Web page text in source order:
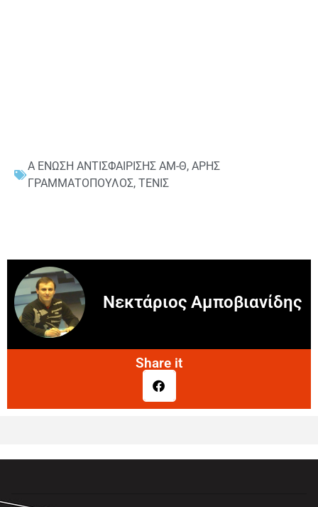
Α ΕΝΩΣΗ ΑΝΤΙΣΦΑΙΡΙΣΗΣ ΑΜ-Θ, ΑΡΗΣ
ΓΡΑΜΜΑΤΟΠΟΥΛΟΣ, ΤΕΝΙΣ
Νεκτάριος Αμποβιανίδης
Share it